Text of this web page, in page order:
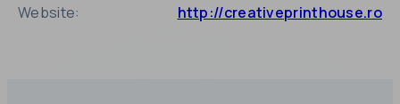
Website:
http://creativeprinthouse.ro